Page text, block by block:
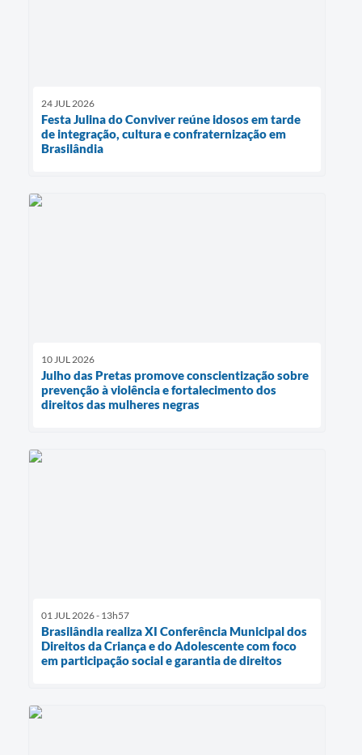
24 JUL 2026
Festa Julina do Conviver reúne idosos em tarde
de integração, cultura e confraternização em
Brasilândia
10 JUL 2026
Julho das Pretas promove conscientização sobre
prevenção à violência e fortalecimento dos
direitos das mulheres negras
01 JUL 2026 - 13h57
Brasilândia realiza XI Conferência Municipal dos
Direitos da Criança e do Adolescente com foco
em participação social e garantia de direitos